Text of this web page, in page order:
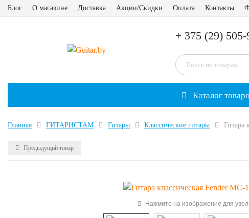
Блог О магазине Доставка Акции/Скидки Оплата Контакты
+ 375 (29) 505-
Каталог
Главная ГИТАРИСТАМ Гитары Классические гитары Гитара
Предыдущий товар
Нажмите на изображение для